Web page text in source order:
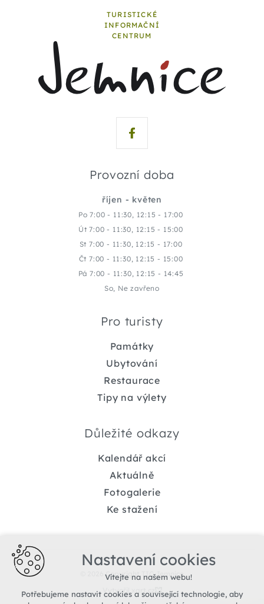
TURISTICKÉ
INFORMAČNÍ
CENTRUM
Provozní doba
říjen - květen
Po 7:00 - 11:30, 12:15 - 17:00
Út 7:00 - 11:30, 12:15 - 15:00
St 7:00 - 11:30, 12:15 - 17:00
Čt 7:00 - 11:30, 12:15 - 15:00
Pá 7:00 - 11:30, 12:15 - 14:45
So, Ne zavřeno
Pro turisty
Památky
Ubytování
Restaurace
Tipy na výlety
Důležité odkazy
Kalendář akcí
Aktuálně
Fotogalerie
Ke stažení
© 2026 Copyright TIC Jemnice
Vytvořil xart.cz
Nastavení cookies
Vítejte na našem webu!
Potřebujeme nastavit cookies a související technologie, aby